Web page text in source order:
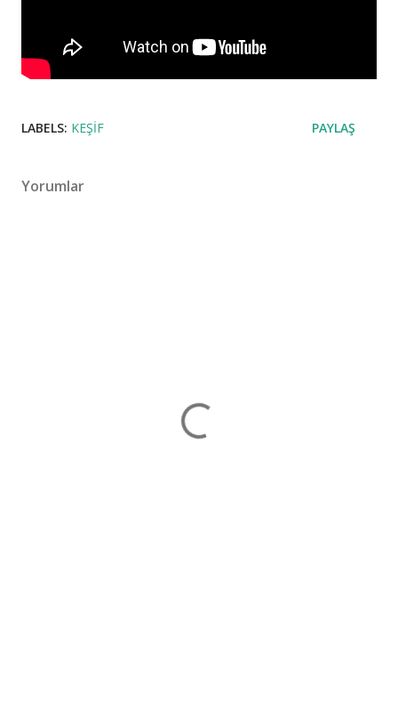
LABELS: KEŞIF PAYLAŞ
Yorumlar